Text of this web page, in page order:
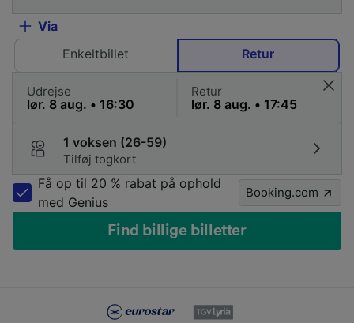
Via
Enkeltbillet
Retur
Udrejse Retur
1 voksen (26-59)
Tilføj togkort
Få op til 20 % rabat på ophold
med Genius
Booking.com
Find billige billetter